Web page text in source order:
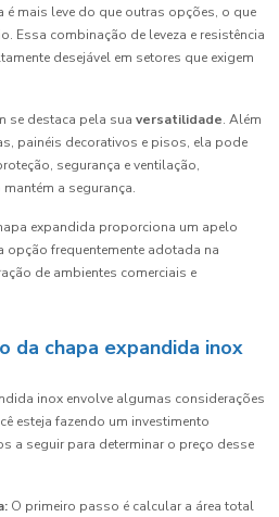
é mais leve do que outras opções, o que
Essa combinação de leveza e resistência
desejável em setores que exigem
se destaca pela sua versatilidade. Além
painéis decorativos e pisos, ela pode
segurança e ventilação,
a segurança.
expandida proporciona um apelo
opção frequentemente adotada na
de ambientes comerciais e
da chapa expandida inox
inox envolve algumas considerações
esteja fazendo um investimento
a seguir para determinar o preço desse
O primeiro passo é calcular a área total